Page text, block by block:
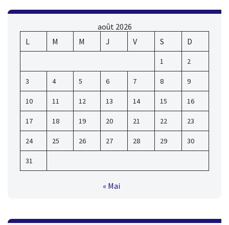
août 2026
L
M M J V S D
1 2
3 4 5 6 7 8 9
10 11 12 13 14 15 16
17 18 19 20 21 22 23
24 25 26 27 28 29 30
31
« Mai